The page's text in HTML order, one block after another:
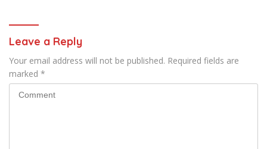
Leave a Reply
Your email address will not be published. Required fields are
marked *